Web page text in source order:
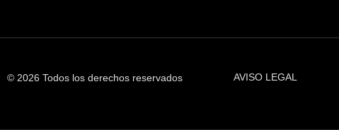
© 2026 Todos los derechos reservados AVISO LEGAL